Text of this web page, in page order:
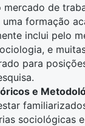
mercado de
formação
inclui pelo
, e
para
e
sociológicas